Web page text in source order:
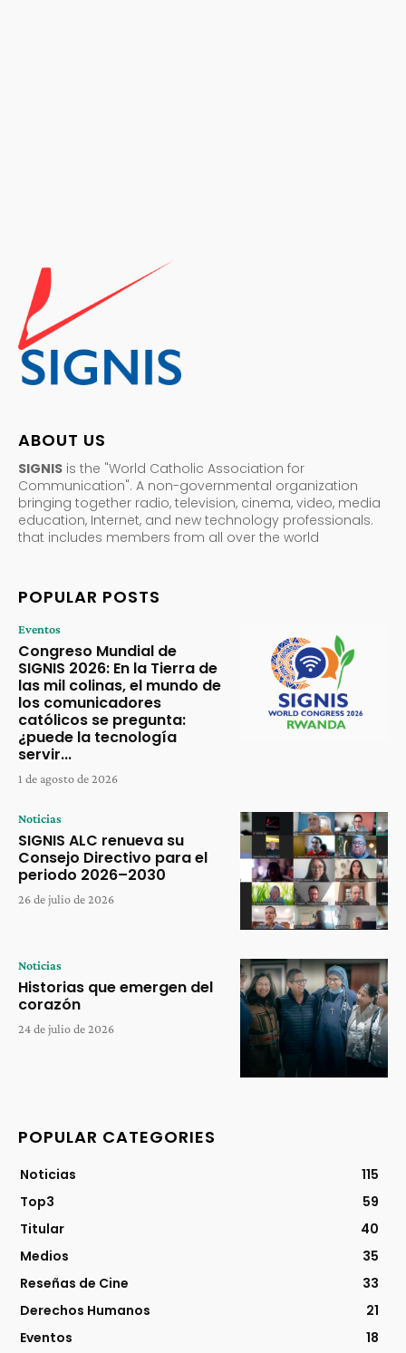
ABOUT US
SIGNIS is the "World Catholic Association for
Communication". A non-governmental organization
bringing together radio, television, cinema, video, media
education, Internet, and new technology professionals.
that includes members from all over the world
POPULAR POSTS
Eventos
Congreso Mundial de
SIGNIS 2026: En la Tierra de
las mil colinas, el mundo de
los comunicadores
católicos se pregunta:
¿puede la tecnología
servir...
1 de agosto de 2026
Noticias
SIGNIS ALC renueva su
Consejo Directivo para el
periodo 2026–2030
26 de julio de 2026
Noticias
Historias que emergen del
corazón
24 de julio de 2026
POPULAR CATEGORIES
Noticias
115
Top3
59
Titular
40
Medios
35
Reseñas de Cine
33
Derechos Humanos
21
Eventos
18